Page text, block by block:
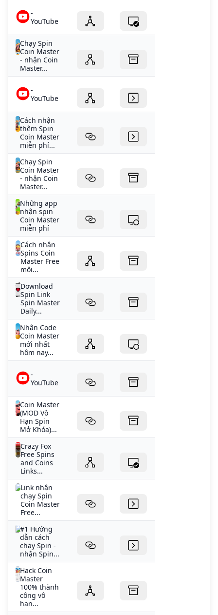
-
YouTube
Chạy Spin
Coin Master
- nhận Coin
Master...
-
YouTube
Cách nhận
thêm Spin
Coin Master
miễn phí...
Chạy Spin
Coin Master
- nhận Coin
Master...
Những app
nhận spin
Coin Master
miễn phí
Cách nhận
Spins Coin
Master Free
mỗi...
Download
Spin Link
Spin Master
Daily...
Nhận Code
Coin Master
mới nhất
hôm nay...
-
YouTube
Coin Master
(MOD Vô
Hạn Spin
Mở Khóa)...
Crazy Fox
Free Spins
and Coins
Links...
Link nhận
chạy Spin
Coin Master
Free...
#1 Hướng
dẫn cách
chạy Spin -
nhận Spin...
Hack Coin
Master
100% thành
công vô
hạn...